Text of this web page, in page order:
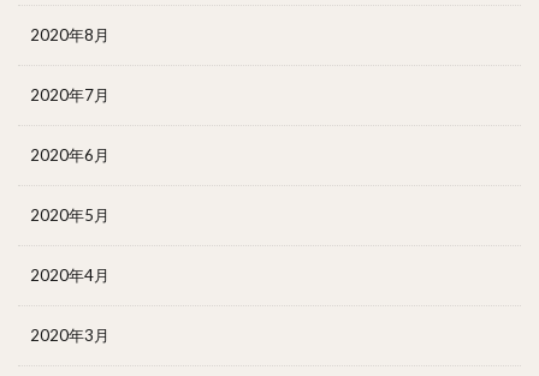
2020年8月
2020年7月
2020年6月
2020年5月
2020年4月
2020年3月